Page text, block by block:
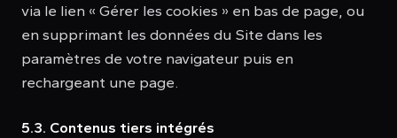
via le lien « Gérer les cookies » en bas de page, ou
en supprimant les données du Site dans les
paramètres de votre navigateur puis en
rechargeant une page.
5.3. Contenus tiers intégrés